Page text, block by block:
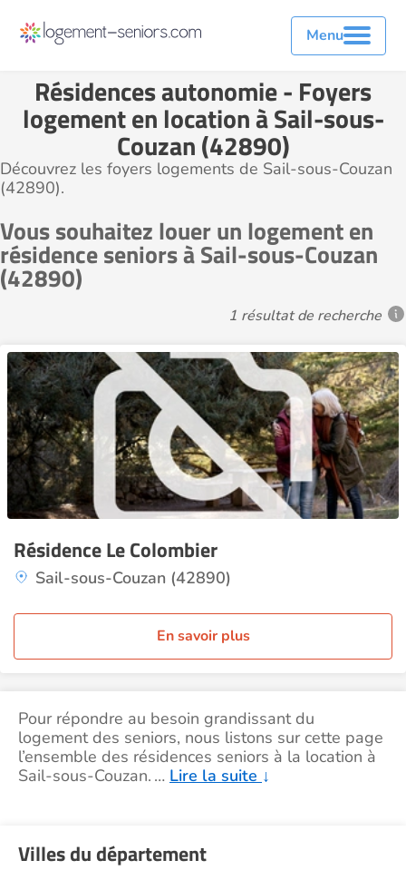
Menu
Résidences autonomie - Foyers
logement en location à Sail-sous-
Couzan (42890)
Découvrez les foyers logements de Sail-sous-Couzan
(42890).
Vous souhaitez louer un logement en
résidence seniors à Sail-sous-Couzan
(42890)
1 résultat de recherche
Résidence Le Colombier
Sail-sous-Couzan (42890)
En savoir plus
Pour répondre au besoin grandissant du
logement des seniors, nous listons sur cette page
l’ensemble des résidences seniors à la location à
Sail-sous-Couzan. … Lire la suite ↓
Villes du département